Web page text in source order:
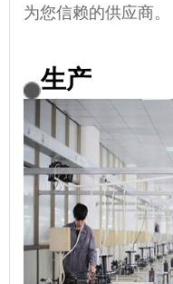
为您信赖的供应商。
生产